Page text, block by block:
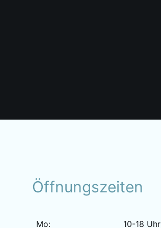
Öffnungszeiten
Mo: 10-18 Uhr